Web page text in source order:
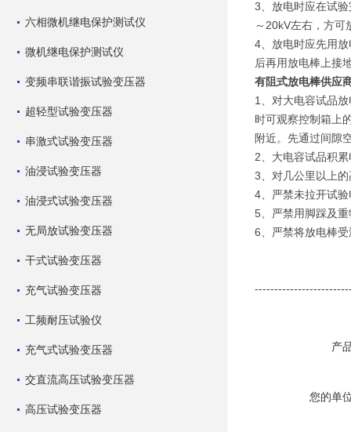
六相微机继电保护测试仪
微机继电保护测试仪
变频串联谐振试验变压器
超轻型试验变压器
串激式试验变压器
油浸试验变压器
油浸式试验变压器
无局放试验变压器
干式试验变压器
充气试验变压器
工频耐压试验仪
充气式试验变压器
交直流高压试验变压器
高压试验变压器
3、放电时应在试
～20kV左右，
4、放电时应先用
后再用放电棒上接
有阻式放电棒供应
1、对大电容试品
时可观察控制箱上
附近。先通过间
2、大电容试品积
3、对几公里以上
4、严禁未拉开试
5、严禁用脚踩及
6、严禁将放电棒
产
您的单